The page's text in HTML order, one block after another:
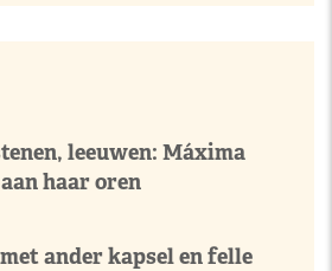
leeuwen: Máxima
haar oren
ander kapsel en felle